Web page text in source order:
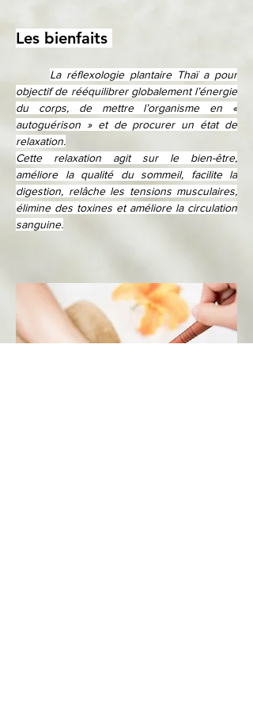
Les bienfaits
La réflexologie plantaire Thaï a pour
objectif de rééquilibrer globalement l’énergie
du corps, de mettre l’organisme en «
autoguérison » et de procurer un état de
relaxation.
Cette relaxation agit sur le bien-être,
améliore la qualité du sommeil, facilite la
digestion, relâche les tensions musculaires,
élimine des toxines et améliore la circulation
sanguine.